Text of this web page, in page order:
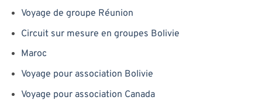
Voyage de groupe Réunion
Circuit sur mesure en groupes Bolivie
Maroc
Voyage pour association Bolivie
Voyage pour association Canada